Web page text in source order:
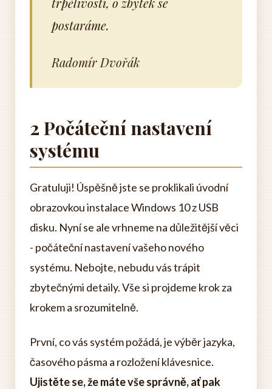
postaráme.
Radomír Dvořák
2 Počáteční nastavení
systému
Gratuluji! Úspěšně jste se proklikali úvodní
obrazovkou instalace Windows 10 z USB
disku. Nyní se ale vrhneme na důležitější věci
- počáteční nastavení vašeho nového
systému. Nebojte, nebudu vás trápit
zbytečnými detaily. Vše si projdeme krok za
krokem a srozumitelně.
První, co vás systém požádá, je výběr jazyka,
časového pásma a rozložení klávesnice.
Ujistěte se, že máte vše správně, ať pak